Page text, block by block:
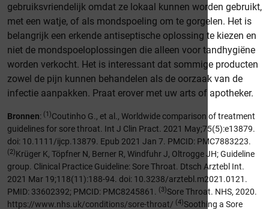
gebruiksvriendelijk omdat ze lokaal kunnen worden gebruikt,
met een watje, of als mondspoeling om te gorgelen. Het is
belangrijk een erkende antiseptische oplossing te kiezen en
niet de mondspoeloplossingen die alleen voor tandhygiëne
worden verkocht. Het is interessant dat sommige producten
zowel de pijn kunnen behandelen als de oorzaak van de
infectie aanpakken. Praat erover met uw arts of apotheker.
Bronnen: (1)Coutinho G., et al., Worldwide comparison of treatment
guidelines for sore throat. Int J Clin Pract. 2021 May;75(5):e13879.
doi: 10.1111/ijcp.13879. Epub 2021 Jan 7. PMCID: PMC7883223.
(2)Krüger K, Töpfner N, Berner R, Windfuhr J, Oltrogge JH; Guideline
group. Clinical Practice Guideline: Sore Throat. Dtsch Arztebl Int.
2021 Mar 19;118(11):188-94. doi: 10.3238/arztebl.m2021.0121.
PMID: 33602392; PMCID: PMC8245861. (3)Sore Throat. NHS, 2020.
https://www.nhs.uk/conditions/sore-throat/ (4)Soothing a Sore